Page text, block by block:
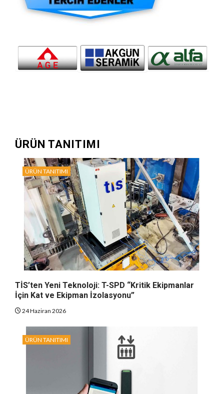
ÜRÜN TANITIMI
ÜRÜN TANITIMI
TİS’ten Yeni Teknoloji: T-SPD “Kritik Ekipmanlar
İçin Kat ve Ekipman İzolasyonu”
24 Haziran 2026
ÜRÜN TANITIMI